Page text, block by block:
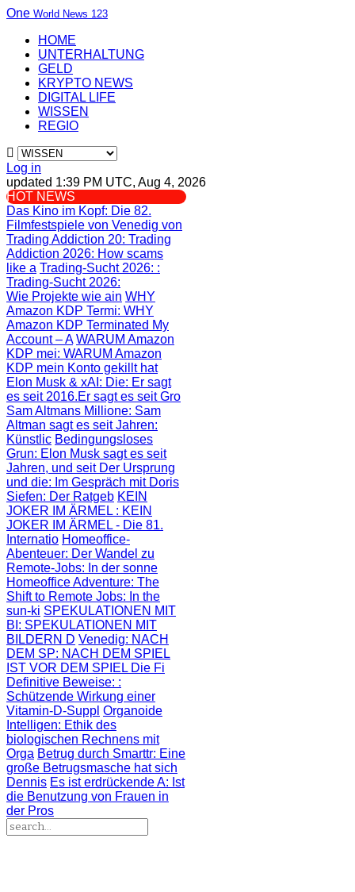
One World News 123
HOME
UNTERHALTUNG
GELD
KRYPTO NEWS
DIGITAL LIFE
WISSEN
REGIO
Log in
updated 1:39 PM UTC, Aug 4, 2026
HOT NEWS
Das Kino im Kopf: Die 82.
Filmfestspiele von Venedig von
Trading Addiction 20: Trading
Addiction 2026: How scams
like a Trading-Sucht 2026: :
Trading-Sucht 2026:
Wie Projekte wie ain WHY
Amazon KDP Termi: WHY
Amazon KDP Terminated My
Account – A WARUM Amazon
KDP mei: WARUM Amazon
KDP mein Konto gekillt hat
Elon Musk & xAI: Die: Er sagt
es seit 2016.Er sagt es seit Gro
Sam Altmans Millione: Sam
Altman sagt es seit Jahren:
Künstlic Bedingungsloses
Grun: Elon Musk sagt es seit
Jahren, und seit Der Ursprung
und die: Im Gespräch mit Doris
Siefen: Der Ratgeb KEIN
JOKER IM ÄRMEL : KEIN
JOKER IM ÄRMEL - Die 81.
Internatio Homeoffice-
Abenteuer: Der Wandel zu
Remote-Jobs: In der sonne
Homeoffice Adventure: The
Shift to Remote Jobs: In the
sun-ki SPEKULATIONEN MIT
BI : SPEKULATIONEN MIT
BILDERN D Venedig: NACH
DEM SP: NACH DEM SPIEL
IST VOR DEM SPIEL Die Fi
Definitive Beweise: :
Schützende Wirkung einer
Vitamin-D-Suppl Organoide
Intelligen: Ethik des
biologischen Rechnens mit
Orga Betrug durch Smarttr: Eine
große Betrugsmasche hat sich
Dennis Es ist erdrückende A: Ist
die Benutzung von Frauen in
der Pros